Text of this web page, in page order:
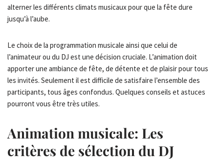
alterner les différents climats musicaux pour que la fête dure
jusqu’à l’aube.
Le choix de la programmation musicale ainsi que celui de
l’animateur ou du DJ est une décision cruciale. L’animation doit
apporter une ambiance de fête, de détente et de plaisir pour tous
les invités. Seulement il est difficile de satisfaire l’ensemble des
participants, tous âges confondus. Quelques conseils et astuces
pourront vous être très utiles.
Animation musicale: Les
critères de sélection du DJ